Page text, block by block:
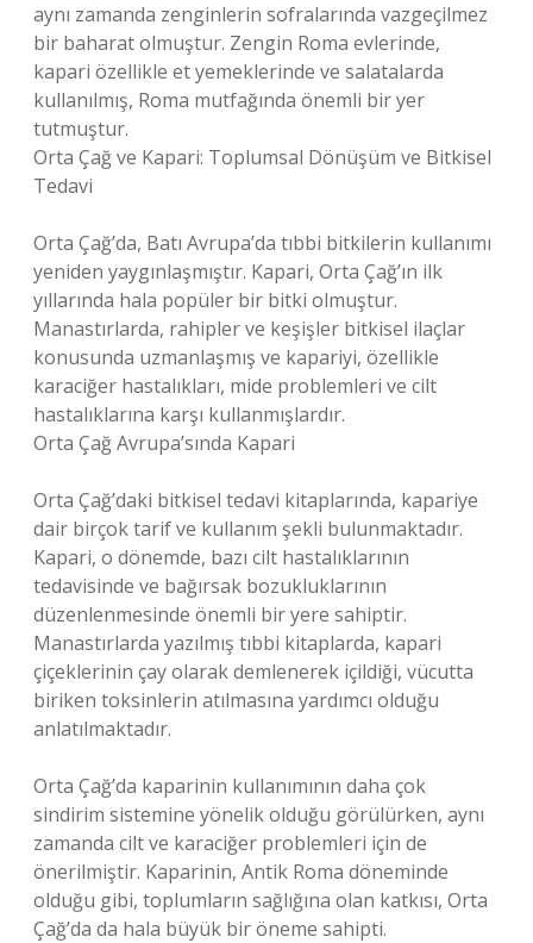
aynı zamanda zenginlerin sofralarında vazgeçilmez
bir baharat olmuştur. Zengin Roma evlerinde,
kapari özellikle et yemeklerinde ve salatalarda
kullanılmış, Roma mutfağında önemli bir yer
tutmuştur.
Orta Çağ ve Kapari: Toplumsal Dönüşüm ve Bitkisel
Tedavi
Orta Çağ’da, Batı Avrupa’da tıbbi bitkilerin kullanımı
yeniden yaygınlaşmıştır. Kapari, Orta Çağ’ın ilk
yıllarında hala popüler bir bitki olmuştur.
Manastırlarda, rahipler ve keşişler bitkisel ilaçlar
konusunda uzmanlaşmış ve kapariyi, özellikle
karaciğer hastalıkları, mide problemleri ve cilt
hastalıklarına karşı kullanmışlardır.
Orta Çağ Avrupa’sında Kapari
Orta Çağ’daki bitkisel tedavi kitaplarında, kapariye
dair birçok tarif ve kullanım şekli bulunmaktadır.
Kapari, o dönemde, bazı cilt hastalıklarının
tedavisinde ve bağırsak bozukluklarının
düzenlenmesinde önemli bir yere sahiptir.
Manastırlarda yazılmış tıbbi kitaplarda, kapari
çiçeklerinin çay olarak demlenerek içildiği, vücutta
biriken toksinlerin atılmasına yardımcı olduğu
anlatılmaktadır.
Orta Çağ’da kaparinin kullanımının daha çok
sindirim sistemine yönelik olduğu görülürken, aynı
zamanda cilt ve karaciğer problemleri için de
önerilmiştir. Kaparinin, Antik Roma döneminde
olduğu gibi, toplumların sağlığına olan katkısı, Orta
Çağ’da da hala büyük bir öneme sahipti.